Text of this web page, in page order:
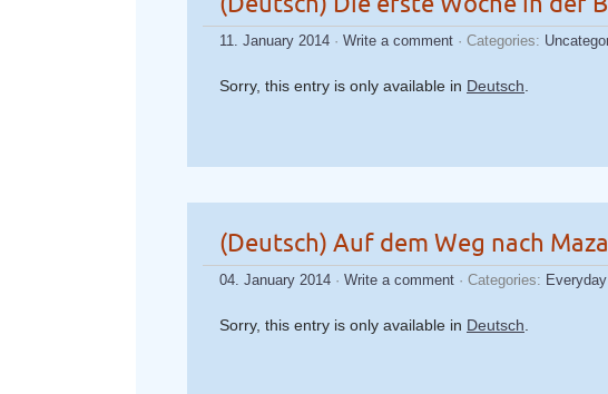
11. January 2014 · Write a comment · Categories:
Sorry, this entry is only available in Deutsch
(Deutsch) Auf dem Weg nach
04. January 2014 · Write a comment · Categories: Everyday
Sorry, this entry is only available in Deutsch